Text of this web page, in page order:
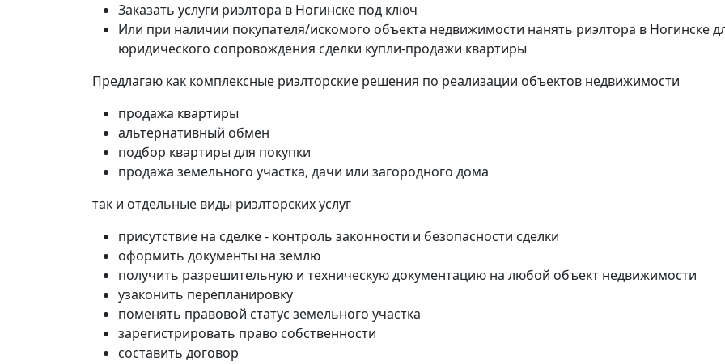
Заказать услуги риэлтора в Ногинске под ключ
Или при наличии покупателя/искомого объекта недвижимости нанять риэлтора в Ногинске
юридического сопровождения сделки купли-продажи квартиры
Предлагаю как комплексные риэлторские решения по реализации объектов недвижимости
продажа квартиры
альтернативный обмен
подбор квартиры для покупки
продажа земельного участка, дачи или загородного дома
так и отдельные виды риэлторских услуг
присутствие на сделке - контроль законности и безопасности сделки
оформить документы на землю
получить разрешительную и техническую документацию на любой объект недвижимости
узаконить перепланировку
поменять правовой статус земельного участка
зарегистрировать право собственности
составить договор